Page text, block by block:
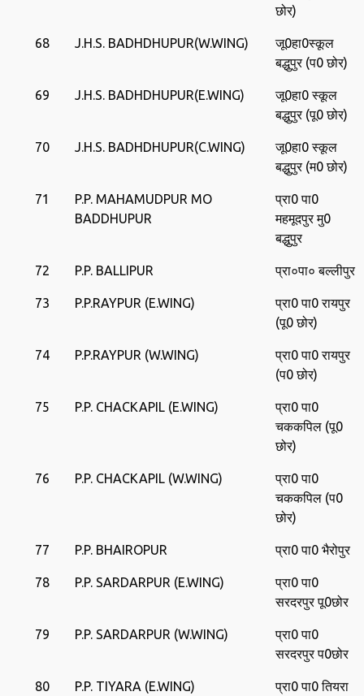
छोर)
68 J.H.S. BADHDHUPUR(W.WING)
जू0हा0स्‍कूल
बद्धुपुर (प0 छोर)
69 J.H.S. BADHDHUPUR(E.WING)
जू0हा0 स्‍कूल
बद्धुपुर (पू0 छोर)
70 J.H.S. BADHDHUPUR(C.WING)
जू0हा0 स्‍कूल
बद्धुपुर (म0 छोर)
71
P.P. MAHAMUDPUR MO
BADDHUPUR
प्रा0 पा0
महमूदपुर मु0
बद्धुपुर
72 P.P. BALLIPUR प्रा०पा० बल्‍लीपुर
73 P.P.RAYPUR (E.WING)
प्रा0 पा0 रायपुर
(पू0 छोर)
74 P.P.RAYPUR (W.WING)
प्रा0 पा0 रायपुर
(प0 छोर)
75 P.P. CHACKAPIL (E.WING)
प्रा0 पा0
चककपिल (पू0
छोर)
76 P.P. CHACKAPIL (W.WING)
प्रा0 पा0
चककपिल (प0
छोर)
77 P.P. BHAIROPUR प्रा0 पा0 भैरोपुर
78 P.P. SARDARPUR (E.WING)
प्रा0 पा0
सरदरपुर पू0छोर
79 P.P. SARDARPUR (W.WING)
प्रा0 पा0
सरदरपुर प0छोर
80 P.P. TIYARA (E.WING)
प्रा0 पा0 तियरा